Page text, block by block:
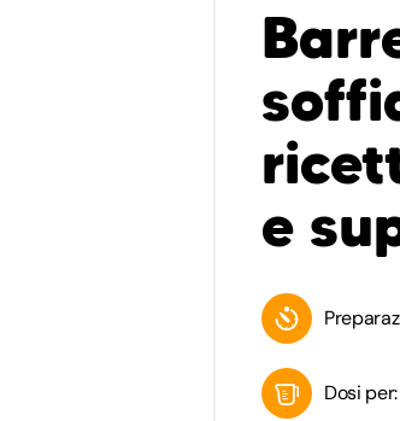
e
Dosi per: